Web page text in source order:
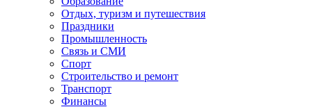
Отдых, туризм и путешествия
Праздники
Промышленность
Связь и СМИ
Спорт
Строительство и ремонт
Транспорт
Финансы